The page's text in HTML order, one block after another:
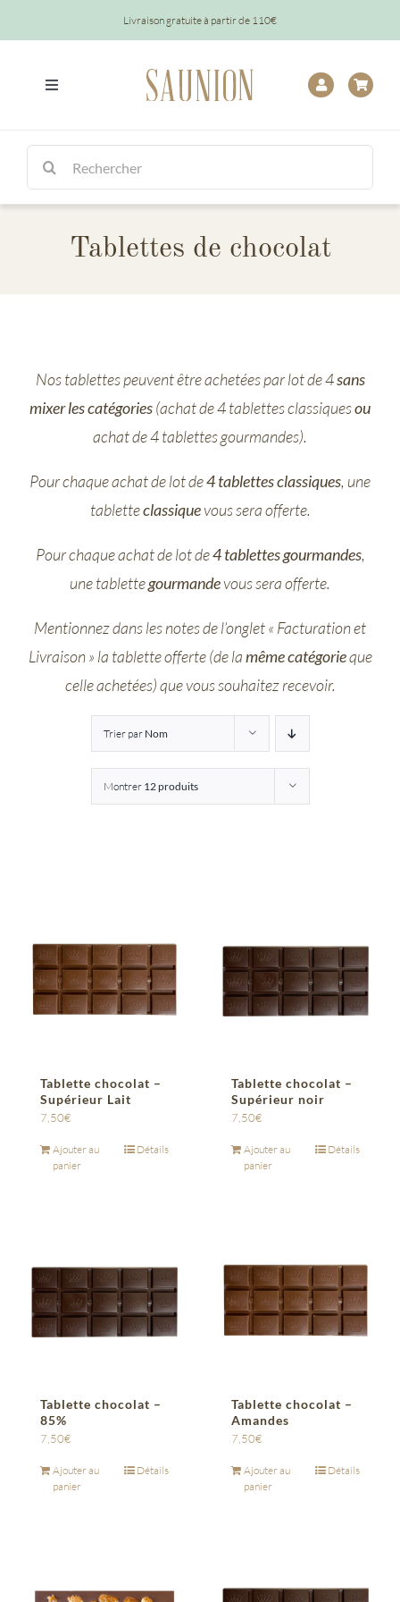
au
Livraison gratuite à partir de 110€
Toggle
Chocolats
Tablettes
Saunion
Rechercher:
Tablettes de chocolat
Nos tablettes peuvent être achetées par lot de 4sans
mixer les catégories(achat de 4 tablettes classiquesou
achat de 4 tablettes gourmandes).
Pour chaque achat de lot de4 tablettes classiques, une
tabletteclassiquevous sera offerte.
Pour chaque achat de lot de4 tablettes gourmandes,
une tablettegourmandevous sera offerte.
Mentionnez dans les notes de l’onglet « Facturation et
Livraison » la tablette offerte (de lamême catégorieque
celle achetées) que vous souhaitez recevoir.
Trier par Nom
Montrer 12 produits
Tablette chocolat –
Supérieur Lait
7,50€
Ajouter au
panier
Détails
Tablette chocolat –
Supérieur noir
7,50€
Ajouter au
panier
Détails
Tablette chocolat –
85%
7,50€
Ajouter au
panier
Détails
Tablette chocolat –
Amandes
7,50€
Ajouter au
panier
Détails